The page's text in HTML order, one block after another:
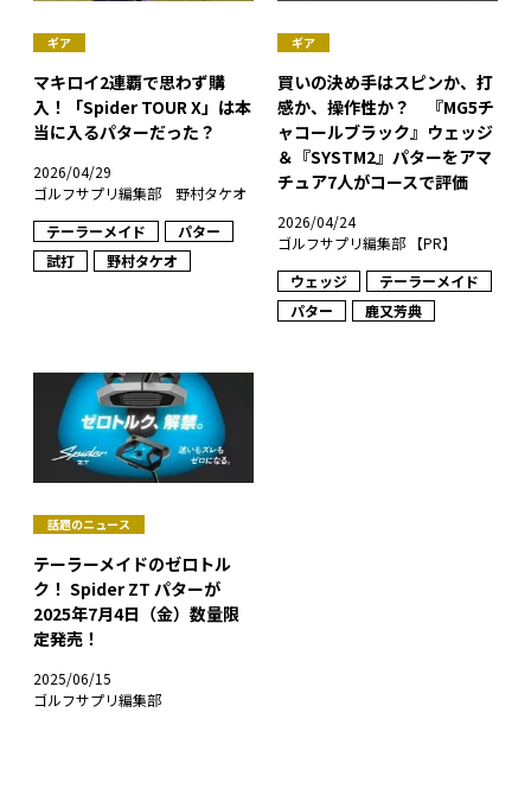
ギア
マキロイ2連覇で思わず購
入！「Spider TOUR X」は本
当に入るパターだった？
2026/04/29
ゴルフサプリ編集部 野村タケオ
テーラーメイド
パター
試打
野村タケオ
ギア
買いの決め手はスピンか、打
感か、操作性か？ 『MG5チ
ャコールブラック』ウェッジ
＆『SYSTM2』パターをアマ
チュア7人がコースで評価
2026/04/24
ゴルフサプリ編集部 【PR】
ウェッジ
テーラーメイド
パター
鹿又芳典
話題のニュース
テーラーメイドのゼロトル
ク！ Spider ZT パターが
2025年7月4日（金）数量限
定発売！
2025/06/15
ゴルフサプリ編集部